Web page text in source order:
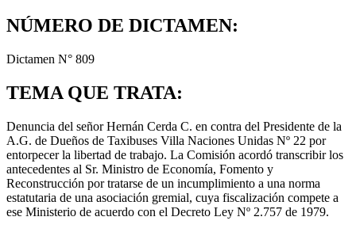
NÚMERO DE DICTAMEN:
Dictamen N° 809
TEMA QUE TRATA:
Denuncia del señor Hernán Cerda C. en contra del Presidente de la
A.G. de Dueños de Taxibuses Villa Naciones Unidas Nº 22 por
entorpecer la libertad de trabajo. La Comisión acordó transcribir los
antecedentes al Sr. Ministro de Economía, Fomento y
Reconstrucción por tratarse de un incumplimiento a una norma
estatutaria de una asociación gremial, cuya fiscalización compete a
ese Ministerio de acuerdo con el Decreto Ley Nº 2.757 de 1979.